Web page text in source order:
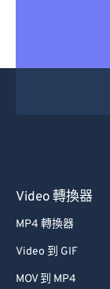
Video 轉換器
MP4 轉換器
Video 到 GIF
MOV 到 MP4